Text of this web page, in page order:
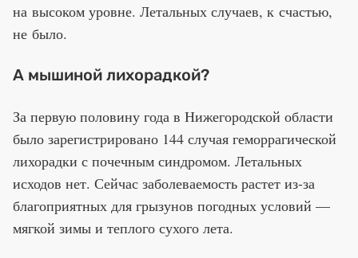
на высоком уровне. Летальных случаев, к счастью,
не было.
А мышиной лихорадкой?
За первую половину года в Нижегородской области
было зарегистрировано 144 случая геморрагической
лихорадки с почечным синдромом. Летальных
исходов нет. Сейчас заболеваемость растет из-за
благоприятных для грызунов погодных условий —
мягкой зимы и теплого сухого лета.